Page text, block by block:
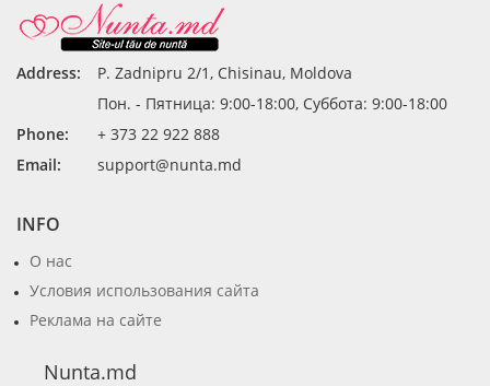
Address:
P. Zadnipru 2/1, Chisinau, Moldova
Пон. - Пятница: 9:00-18:00, Суббота: 9:00-18:00
Phone:
+ 373 22 922 888
Email:
support@nunta.md
INFO
О нас
Условия использования сайта
Реклама на сайте
Nunta.md